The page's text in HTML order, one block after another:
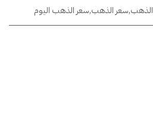
الذهب,سعر الذهب,سعر الذهب اليوم